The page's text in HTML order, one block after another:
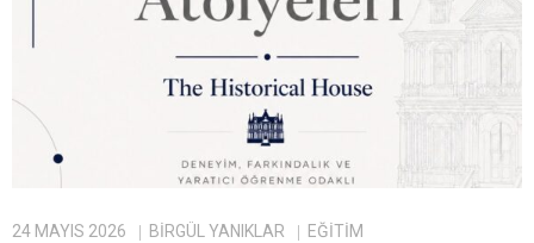
Destek Olduğum Projeler
Yürüttüğüm Projeler
24 MAYIS 2026 BIRGÜL YANIKLAR
EĞITIM